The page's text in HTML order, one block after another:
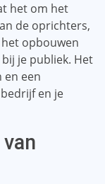
het om het
de oprichters,
opbouwen
je publiek. Het
en een
en je